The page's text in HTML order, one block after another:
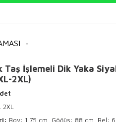
-
Taş İşlemeli Dik Yaka
2XL)
Boy: 1.75 cm, Göğüs: 88 cm, Bel: